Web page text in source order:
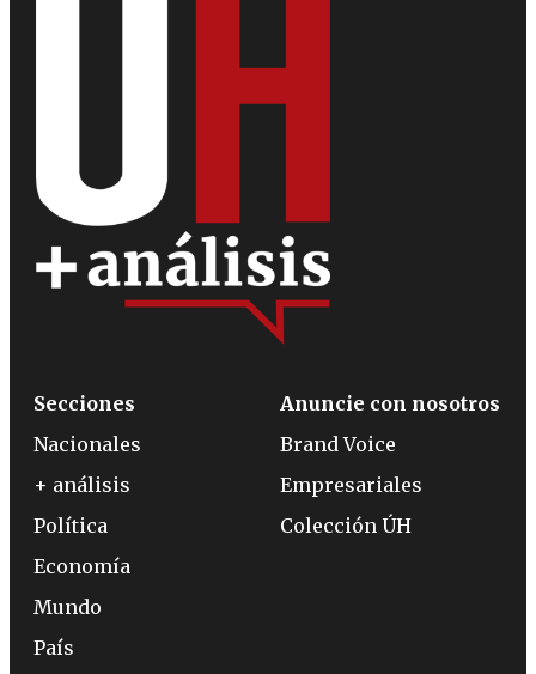
Secciones
Nacionales
+ análisis
Política
Economía
Mundo
País
Anuncie con nosotros
Brand Voice
Empresariales
Colección ÚH